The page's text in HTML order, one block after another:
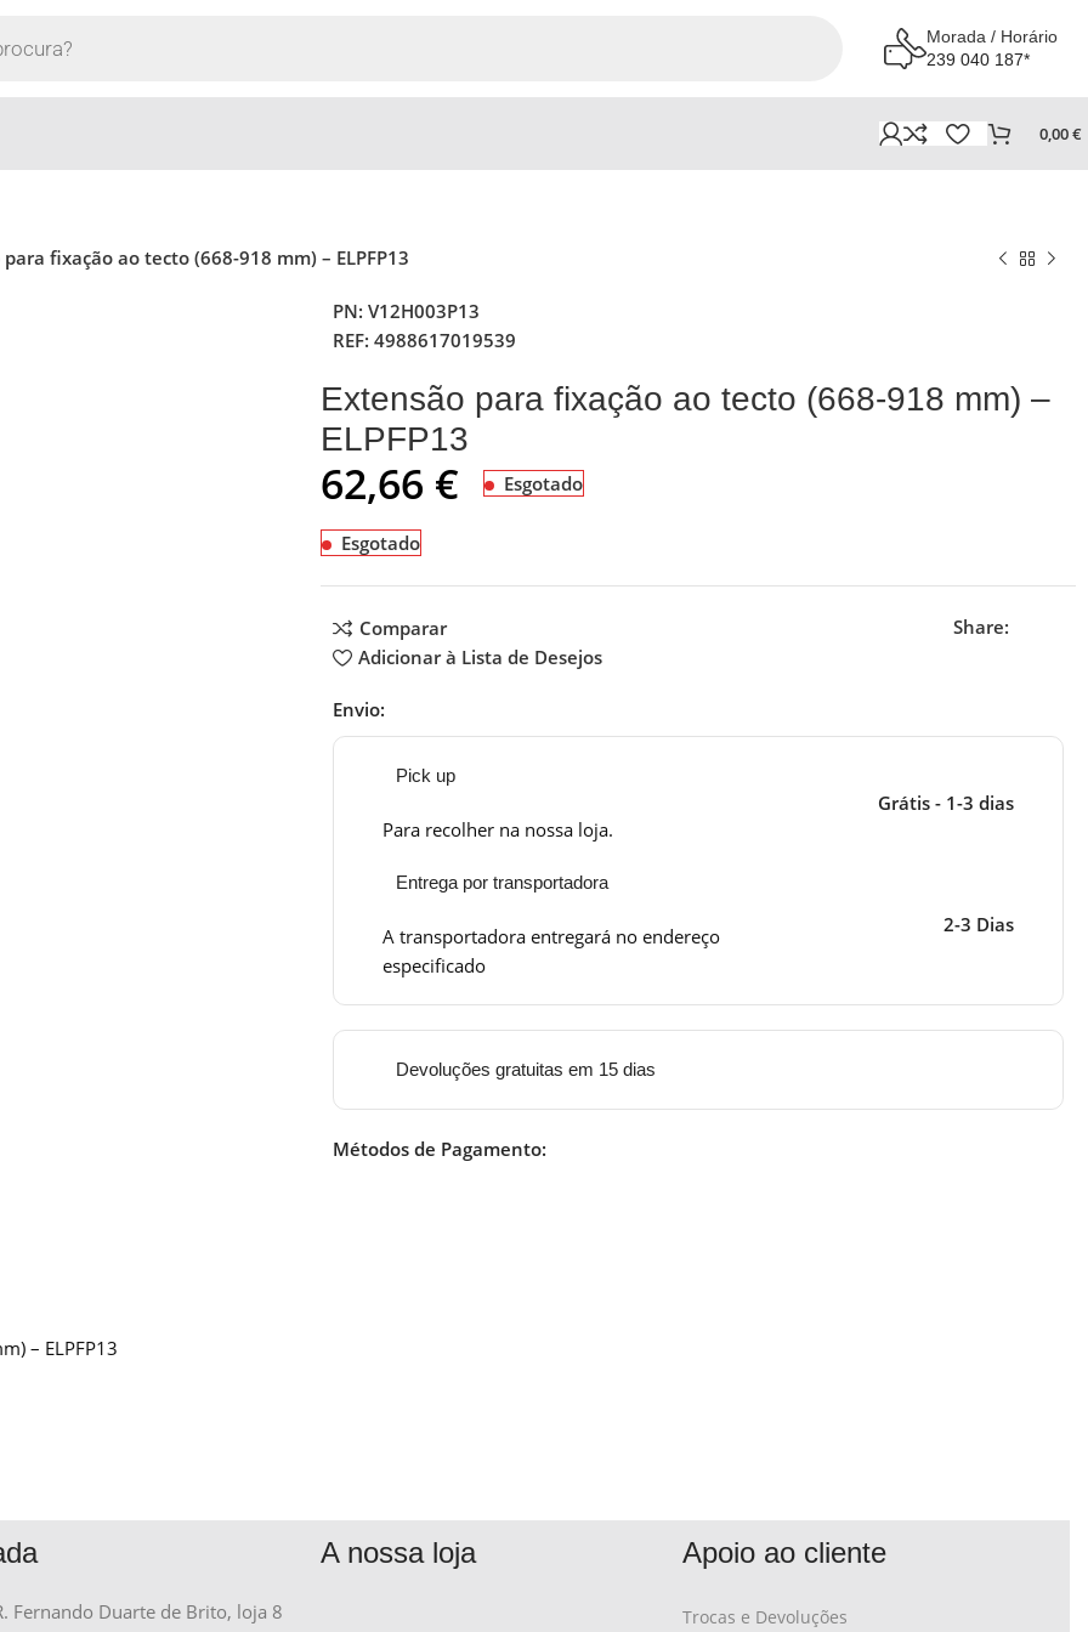
Morada / Horário
239 040 187*
0,00€
fixação ao tecto (668-918 mm) – ELPFP13
PN: V12H003P13
REF: 4988617019539
Extensão para fixação ao tecto (668-918 mm) –
ELPFP13
62,66 € Esgotado
Esgotado
Comparar
Adicionar à Lista de Desejos
Share:
Envio:
Pick up
Para recolher na nossa loja.
Grátis - 1-3 dias
Entrega por transportadora
A transportadora entregará no endereço
especificado
2-3 Dias
Devoluções gratuitas em 15 dias
Métodos de Pagamento:
– ELPFP13
Fernando Duarte de Brito, loja 8
A nossa loja Apoio ao cliente
Trocas e Devoluções